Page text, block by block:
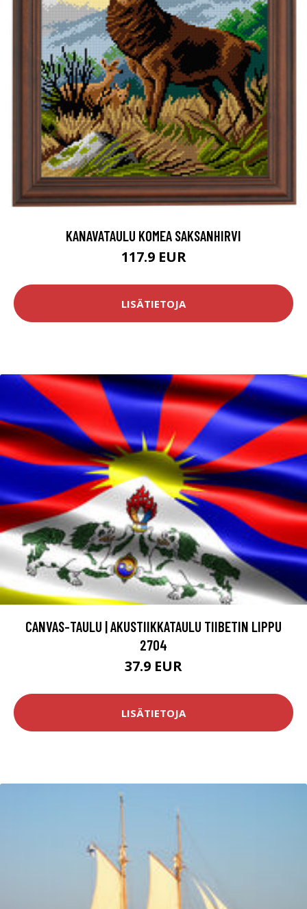
KANAVATAULU KOMEA SAKSANHIRVI
117.9 EUR
LISÄTIETOJA
CANVAS-TAULU | AKUSTIIKKATAULU TIIBETIN LIPPU
2704
37.9 EUR
LISÄTIETOJA